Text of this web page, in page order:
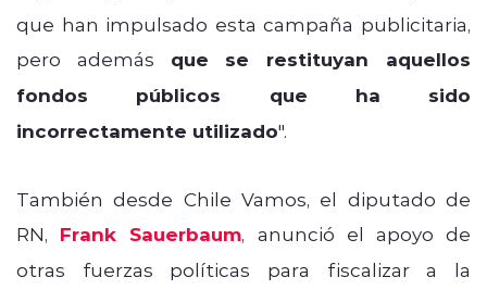
que han impulsado esta campaña publicitaria,
pero además que se restituyan aquellos
fondos públicos que ha sido
incorrectamente utilizado".
También desde Chile Vamos, el diputado de
RN, Frank Sauerbaum, anunció el apoyo de
otras fuerzas políticas para fiscalizar a la